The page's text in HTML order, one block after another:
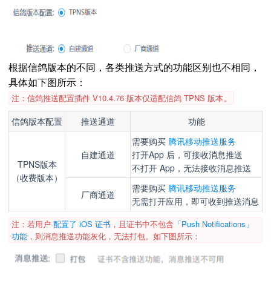
根据信鸽版本的不同，各类推送方式的功能区别也不相同，
具体如下图所示：
注：信鸽推送配置插件 V10.4.76 版本仅适配信鸽 TPNS 版本。
信鸽版本配置 推送通道 功能
TPNS版本
（收费版本）
自建通道
需要购买 腾讯移动推送服务
打开App 后，可接收消息推送
不打开 App，无法接收消息推送
厂商通道
需要购买 腾讯移动推送服务
无需打开应用，即可收到推送消息
注：若用户 配置了 iOS 证书 ，且证书中不包含 「Push Notifications」
功能 ，则消息推送功能灰化，无法打包。如下图所示：